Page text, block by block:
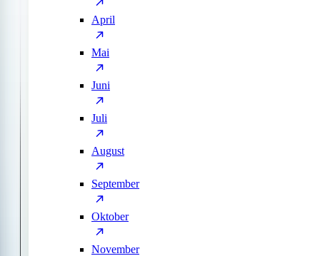
April
Mai
Juni
Juli
August
September
Oktober
November